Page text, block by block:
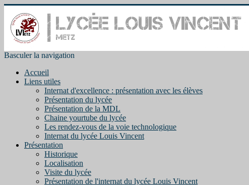
Basculer la navigation
Accueil
Liens utiles
Internat d'excellence : présentation avec les élèves
Présentation du lycée
Présentation de la MDL
Chaine yourtube du lycée
Les rendez-vous de la voie technologique
Internat du lycée Louis Vincent
Présentation
Historique
Localisation
Visite du lycée
Présentation de l'internat du lycée Louis Vincent